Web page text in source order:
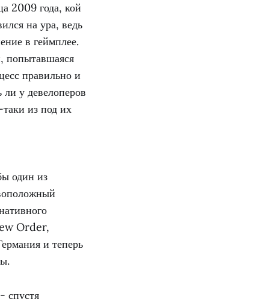
2009 года, кой
на ура, ведь
в геймплее.
попытавшаяся
правильно и
ли у девелоперов
из под их
один из
Order,
и теперь
спустя